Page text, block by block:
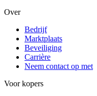
Over
Bedrijf
Marktplaats
Beveiliging
Carrière
Neem contact op met
Voor kopers